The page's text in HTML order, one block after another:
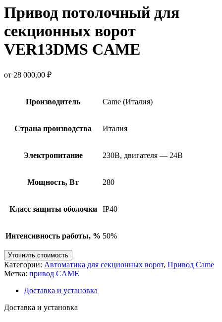
Привод потолочный для
секционных ворот
VER13DMS CAME
от 28 000,00 ₽
Производитель Came (Италия)
Страна производства Италия
Электропитание 230В, двигателя — 24В
Мощность, Вт 280
Класс защиты оболочки IP40
Интенсивность работы, % 50%
Уточнить стоимость
Категории: Автоматика для секционных ворот, Привод Came
Метка: привод CAME
Доставка и установка
Доставка и установка